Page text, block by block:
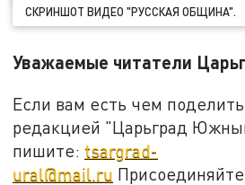
СКРИНШОТ ВИДЕО "РУССКАЯ ОБЩИНА".
Уважаемые читатели
Если вам есть чем
редакцией "Царьград
пишите: tsargrad-
ural@mail.ru